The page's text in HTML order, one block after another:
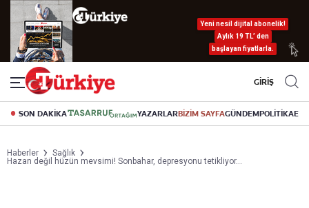
Yeni nesil dijital abonelik!
Aylık 19 TL’ den
başlayan fiyatlarla.
GİRİŞ
SON DAKİKA YAZARLARBİZİM SAYFAGÜNDEMPOLİTİKA
Haberler
Sağlık
Hazan değil hüzün mevsimi! Sonbahar, depresyonu tetikliyor...